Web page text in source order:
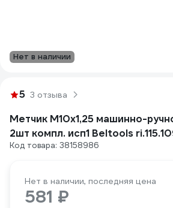
Нет в наличии
5 3 отзыва
Метчик М10х1,25 машинно-
2шт компл. исп1 Beltools
Код товара: 38158986
Нет в наличии, последняя цена
581 ₽